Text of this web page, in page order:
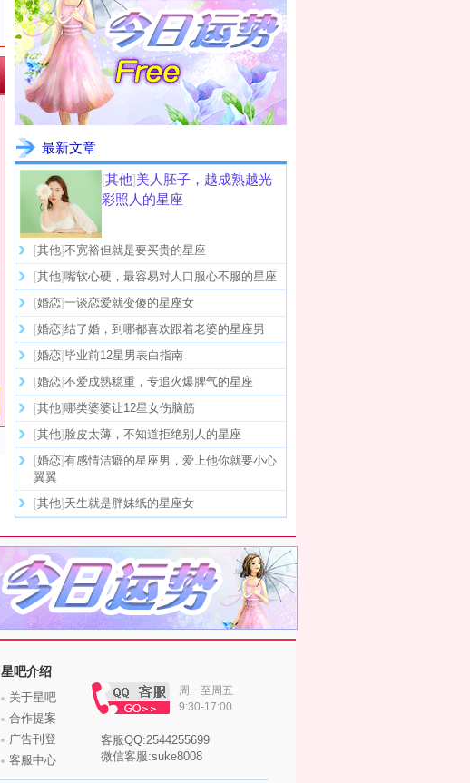
最新文章
[其他]美人胚子，越成熟越光
彩照人的星座
[其他]不宽裕但就是要买贵的星座
[其他]嘴软心硬，最容易对人口服心不服的星座
[婚恋]一谈恋爱就变傻的星座女
[婚恋]结了婚，到哪都喜欢跟着老婆的星座男
[婚恋]毕业前12星男表白指南
[婚恋]不爱成熟稳重，专追火爆脾气的星座
[其他]哪类婆婆让12星女伤脑筋
[其他] 脸皮太薄，不知道拒绝别人的星座
[婚恋]有感情洁癖的星座男，爱上他你就要小心
翼翼
[其他] 天生就是胖妹纸的星座女
星吧介绍
关于星吧
合作提案
广告刊登
客服中心
周一至周五
9:30-17:00
客服QQ:2544255699
微信客服:suke8008